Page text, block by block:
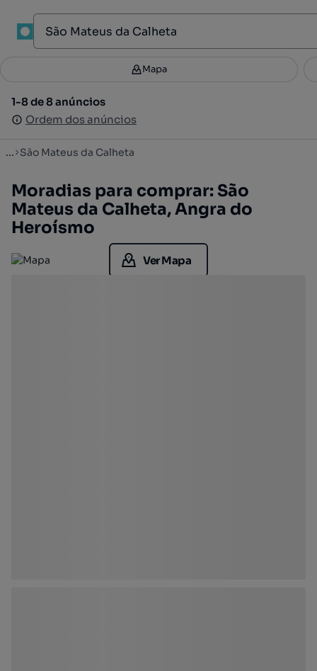
Filtros 2
1-8 de 8 anúncios
Ordem dos anúncios
Mapa
1-8 de 8 anúncios
Ordem dos anúncios
... São Mateus da Calheta
Moradias para comprar: São
Mateus da Calheta, Angra do
Heroísmo
Ver Mapa